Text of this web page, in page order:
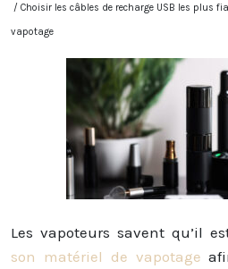
/ Choisir les câbles de recharge USB les plus
vapotage
Les vapoteurs savent qu’il
son matériel de vapotage